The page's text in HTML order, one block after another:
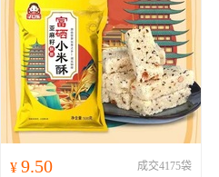
¥ 9.50
成交4175袋